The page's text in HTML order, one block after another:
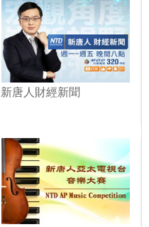
新唐人財經新聞